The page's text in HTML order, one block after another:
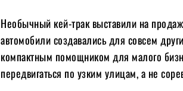
Необычный кей-трак выставили на
автомобили создавались для совсем
компактным помощником для малого
передвигаться по узким улицам, а не